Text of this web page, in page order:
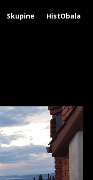
Skupine HistObala